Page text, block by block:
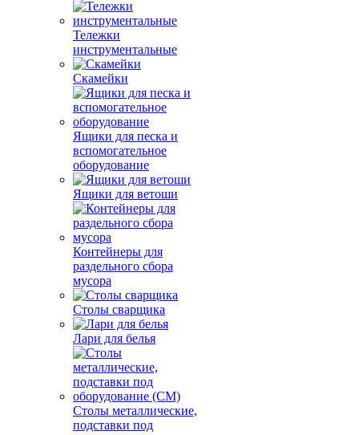
Тележки
инструментальные
Скамейки
Ящики для песка и
вспомогательное
оборудование
Ящики для ветоши
Контейнеры для
раздельного сбора
мусора
Столы сварщика
Лари для белья
Столы металлические,
подставки под